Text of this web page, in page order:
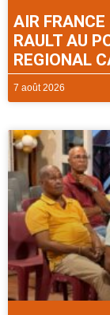
AIR
RAULT AU
REGIONAL
7 août 2026